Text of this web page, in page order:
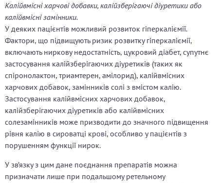
Калійвмісні харчові добавки, калійзберігаючі діуретики або
калійвмісні замінники.
У деяких пацієнтів можливий розвиток гіперкаліємії.
Фактори, що підвищують ризик розвитку гіперкаліємії,
включають ниркову недостатність, цукровий діабет, супутнє
застосування калійзберігаючих діуретиків (таких як
спіронолактон, триамтерен, амілорид), калійвмісних
харчових добавок, замінників солі з вмістом калію.
Застосування калійвмісних харчових добавок,
калійзберігаючих діуретиків або калійвмісних
солезамінників може призводити до значного підвищення
рівня калію в сироватці крові, особливо у пацієнтів з
порушенням функції нирок.
У зв’язку з цим дане поєднання препаратів можна
призначати лише при подальшому ретельному